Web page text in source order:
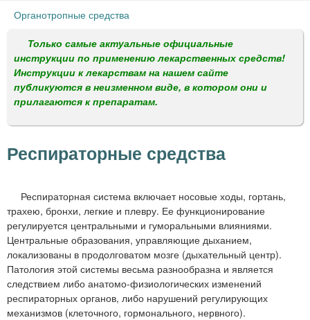
л
в
н
о
е
ю
Вы
здесь
Органотропные средства
Только самые актуальные официальные
инструкции по применению лекарственных средств!
Инструкции к лекарствам на нашем сайте
публикуются в неизменном виде, в котором они и
прилагаются к препаратам.
Респираторные средства
Респираторная система включает носовые ходы, гортань,
трахею, бронхи, легкие и плевру. Ее функционирование
регулируется центральными и гуморальными влияниями.
Центральные образования, управляющие дыханием,
локализованы в продолговатом мозге (дыхательный центр).
Патология этой системы весьма разнообразна и является
следствием либо анатомо-физиологических изменений
респираторных органов, либо нарушений регулирующих
механизмов (клеточного, гормонального, нервного).